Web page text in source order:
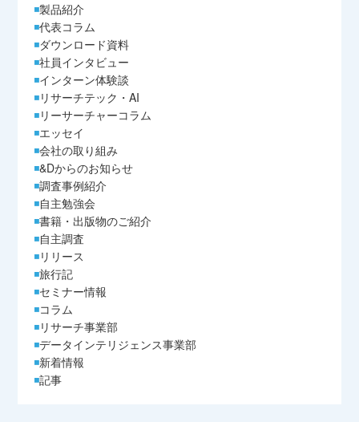
製品紹介
代表コラム
ダウンロード資料
社員インタビュー
インターン体験談
リサーチテック・AI
リーサーチャーコラム
エッセイ
会社の取り組み
&Dからのお知らせ
調査事例紹介
自主勉強会
書籍・出版物のご紹介
自主調査
リリース
旅行記
セミナー情報
コラム
リサーチ事業部
データインテリジェンス事業部
新着情報
記事